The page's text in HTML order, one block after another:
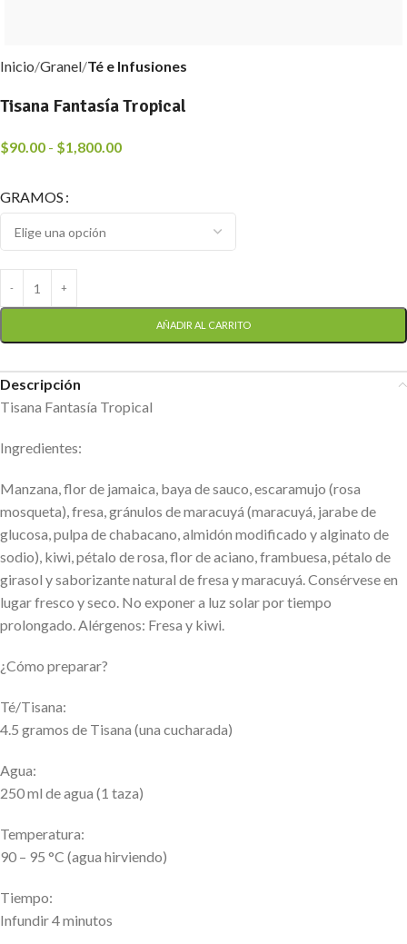
Inicio Granel Té e Infusiones
Tisana Fantasía Tropical
$90.00 - $1,800.00
GRAMOS
AÑADIR AL CARRITO
Descripción
Tisana Fantasía Tropical
Ingredientes:
Manzana, flor de jamaica, baya de sauco, escaramujo (rosa
mosqueta), fresa, gránulos de maracuyá (maracuyá, jarabe de
glucosa, pulpa de chabacano, almidón modificado y alginato de
sodio), kiwi, pétalo de rosa, flor de aciano, frambuesa, pétalo de
girasol y saborizante natural de fresa y maracuyá. Consérvese en
lugar fresco y seco. No exponer a luz solar por tiempo
prolongado. Alérgenos: Fresa y kiwi.
¿Cómo preparar?
Té/Tisana:
4.5 gramos de Tisana (una cucharada)
Agua:
250 ml de agua (1 taza)
Temperatura:
90 – 95 °C (agua hirviendo)
Tiempo:
Infundir 4 minutos